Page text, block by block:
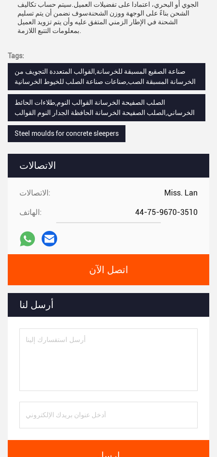
الاتصالات
الاتصالات: Miss. Lan
الهاتف: 44-75-9670-3510
اتصل الآن
أرسل لنا
الجوي أو البحري، اعتمادا على تفضيلات العميل.سيتم حساب تكاليف
الشحن بناءً على الوجهة ووزن الشحنةسوف نضمن أن يتم تسليم
الشحنة في الإطار الزمني المتفق عليه وأن يتم تزويد العميل
Tags:
صناعة الصقيع المسبقة للخرسانة,القوالب المتعددة التجويف من
الخرسانة المسبقة الصب,صناعات صناعة الصلب للخيوط الخرسانية
الصلب الصفيحة الخرسانة القوالب النوم,طلاءات الحائط
الخرساني,الصلب الصفيحة الخرسانة الحافظة الجدار النوم القوالب
Steel moulds for concrete sleepers